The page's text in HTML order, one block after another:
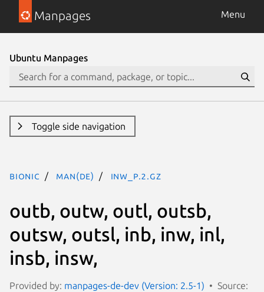
Manpages Menu
Ubuntu Manpages
Toggle side navigation
bionic man(de) inw_p.2.gz
outb, outw, outl, outsb,
outsw, outsl, inb, inw, inl,
insb, insw,
Provided by: manpages-de-dev (Version: 2.5-1)
Source: